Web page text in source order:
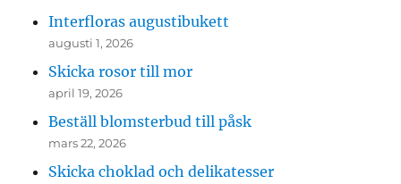
Interfloras augustibukett
augusti 1, 2026
Skicka rosor till mor
april 19, 2026
Beställ blomsterbud till påsk
mars 22, 2026
Skicka choklad och delikatesser